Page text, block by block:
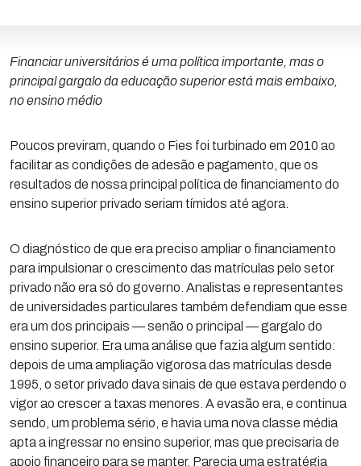
Financiar universitários é uma política importante, mas o
principal gargalo da educação superior está mais embaixo,
no ensino médio
Poucos previram, quando o Fies foi turbinado em 2010 ao
facilitar as condições de adesão e pagamento, que os
resultados de nossa principal política de financiamento do
ensino superior privado seriam tímidos até agora.
O diagnóstico de que era preciso ampliar o financiamento
para impulsionar o crescimento das matrículas pelo setor
privado não era só do governo. Analistas e representantes
de universidades particulares também defendiam que esse
era um dos principais — senão o principal — gargalo do
ensino superior. Era uma análise que fazia algum sentido:
depois de uma ampliação vigorosa das matrículas desde
1995, o setor privado dava sinais de que estava perdendo o
vigor ao crescer a taxas menores. A evasão era, e continua
sendo, um problema sério, e havia uma nova classe média
apta a ingressar no ensino superior, mas que precisaria de
apoio financeiro para se manter. Parecia uma estratégia